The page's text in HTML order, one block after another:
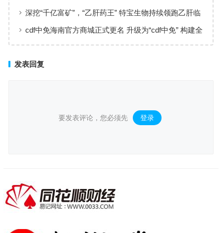
实现高效服务响应
深挖“千亿富矿”，“乙肝药王” 特宝生物持续领跑乙肝临
床治愈
cdf中免海南官方商城正式更名 升级为“cdf中免” 构建全
发表回复
要发表评论，您必须先 登录 。